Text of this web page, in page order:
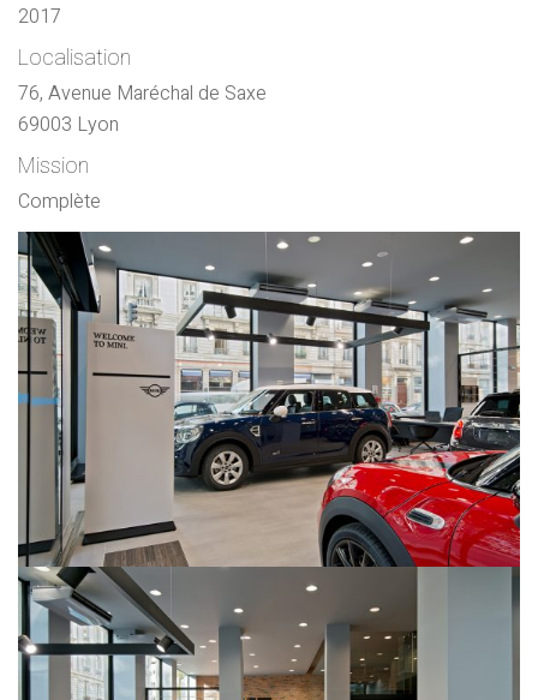
2017
Localisation
76, Avenue Maréchal de Saxe
69003 Lyon
Mission
Complète